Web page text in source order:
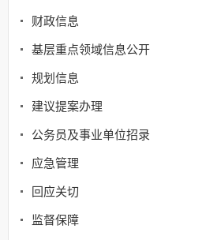
财政信息
基层重点领域信息公开
规划信息
建议提案办理
公务员及事业单位招录
应急管理
回应关切
监督保障